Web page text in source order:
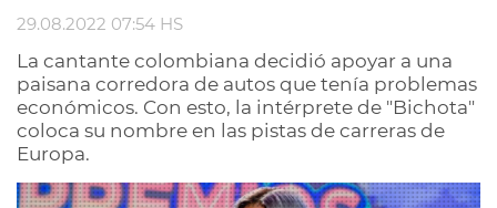
29.08.2022 07:54 HS
La cantante colombiana decidió apoyar a una
paisana corredora de autos que tenía problemas
económicos. Con esto, la intérprete de "Bichota"
coloca su nombre en las pistas de carreras de
Europa.